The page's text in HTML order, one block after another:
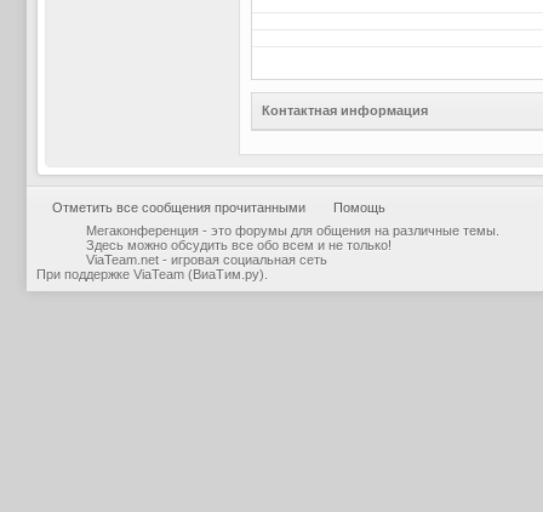
Контактная информация
Отметить все сообщения прочитанными
Помощь
Мегаконференция - это форумы для общения на различные темы.
Здесь можно обсудить все обо всем и не только!
ViaTeam.net - игровая социальная сеть
При поддержке ViaTeam (ВиаТим.ру)